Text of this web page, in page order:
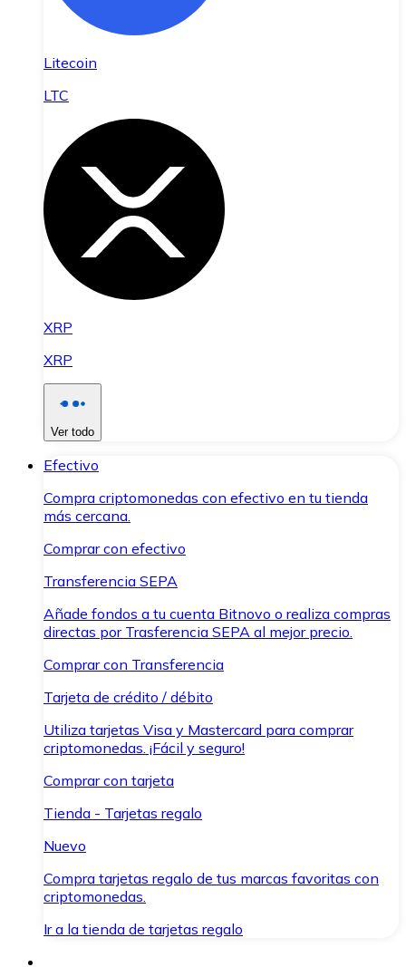
Litecoin
LTC
XRP
XRP
Ver todo
Efectivo
Compra criptomonedas con efectivo en tu tienda
más cercana.
Comprar con efectivo
Transferencia SEPA
Añade fondos a tu cuenta Bitnovo o realiza compras
directas por Trasferencia SEPA al mejor precio.
Comprar con Transferencia
Tarjeta de crédito / débito
Utiliza tarjetas Visa y Mastercard para comprar
criptomonedas. ¡Fácil y seguro!
Comprar con tarjeta
Tienda - Tarjetas regalo
Nuevo
Compra tarjetas regalo de tus marcas favoritas con
criptomonedas.
Ir a la tienda de tarjetas regalo